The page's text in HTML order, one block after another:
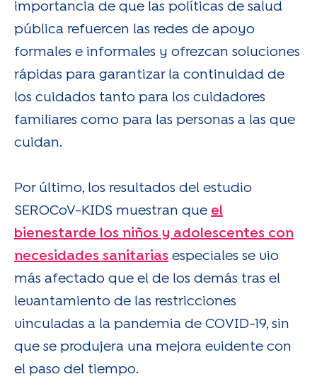
importancia de que las políticas de salud
pública refuercen las redes de apoyo
formales e informales y ofrezcan soluciones
rápidas para garantizar la continuidad de
los cuidados tanto para los cuidadores
familiares como para las personas a las que
cuidan.
Por último, los resultados del estudio
SEROCoV-KIDS muestran que el
bienestarde los niños y adolescentes con
necesidades sanitarias especiales se vio
más afectado que el de los demás tras el
levantamiento de las restricciones
vinculadas a la pandemia de COVID-19, sin
que se produjera una mejora evidente con
el paso del tiempo.